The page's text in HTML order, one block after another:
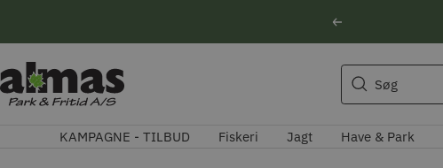
Forrige
Søg
Almas
Park
KAMPAGNE - TILBUD Fiskeri Jagt Have & Park
Søgeforslag
Husqvarna motorsav
Kikkert